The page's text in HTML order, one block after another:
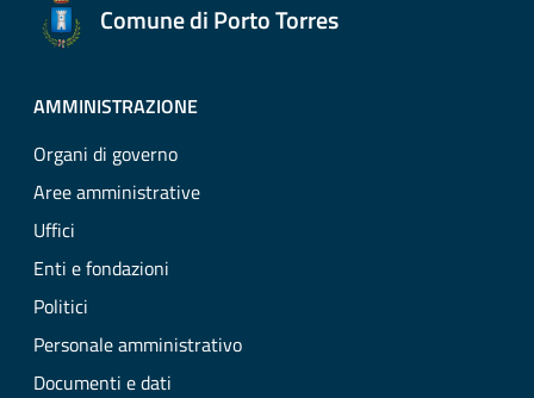
Comune di Porto Torres
AMMINISTRAZIONE
Organi di governo
Aree amministrative
Uffici
Enti e fondazioni
Politici
Personale amministrativo
Documenti e dati